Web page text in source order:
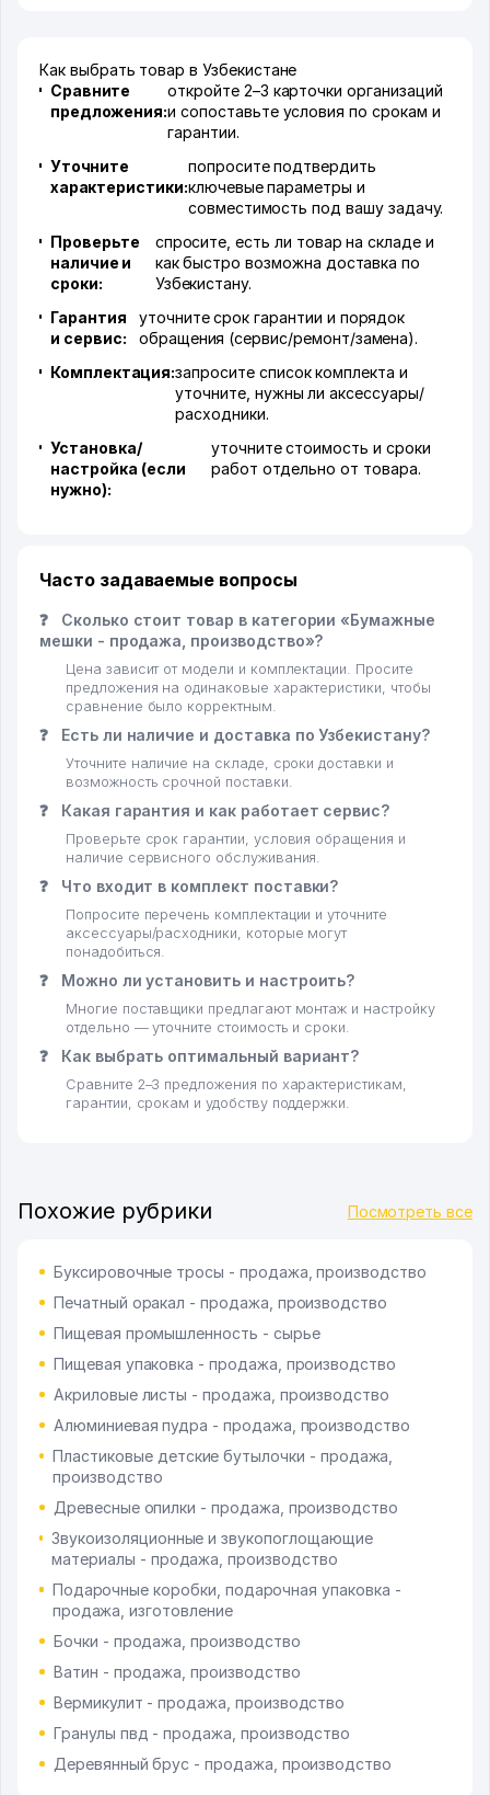
Как выбрать товар в Узбекистане
Сравните
предложения:
откройте 2–3 карточки организаций
и сопоставьте условия по срокам и
гарантии.
Уточните
характеристики:
попросите подтвердить
ключевые параметры и
совместимость под вашу задачу.
Проверьте
наличие и
сроки:
спросите, есть ли товар на складе и
как быстро возможна доставка по
Узбекистану.
Гарантия
и сервис:
уточните срок гарантии и порядок
обращения (сервис/ремонт/замена).
Комплектация:запросите список комплекта и
уточните, нужны ли аксессуары/
расходники.
Установка/
настройка (если
нужно):
уточните стоимость и сроки
работ отдельно от товара.
Часто задаваемые вопросы
❓
Сколько стоит товар в категории «Бумажные
мешки - продажа, производство»?
Цена зависит от модели и комплектации. Просите
предложения на одинаковые характеристики, чтобы
сравнение было корректным.
❓ Есть ли наличие и доставка по Узбекистану?
Уточните наличие на складе, сроки доставки и
возможность срочной поставки.
❓ Какая гарантия и как работает сервис?
Проверьте срок гарантии, условия обращения и
наличие сервисного обслуживания.
❓ Что входит в комплект поставки?
Попросите перечень комплектации и уточните
аксессуары/расходники, которые могут
понадобиться.
❓ Можно ли установить и настроить?
Многие поставщики предлагают монтаж и настройку
отдельно — уточните стоимость и сроки.
❓ Как выбрать оптимальный вариант?
Сравните 2–3 предложения по характеристикам,
гарантии, срокам и удобству поддержки.
Похожие рубрики Посмотреть все
Буксировочные тросы - продажа, производство
Печатный оракал - продажа, производство
Пищевая промышленность - сырье
Пищевая упаковка - продажа, производство
Акриловые листы - продажа, производство
Алюминиевая пудра - продажа, производство
Пластиковые детские бутылочки - продажа,
производство
Древесные опилки - продажа, производство
Звукоизоляционные и звукопоглощающие
материалы - продажа, производство
Подарочные коробки, подарочная упаковка -
продажа, изготовление
Бочки - продажа, производство
Ватин - продажа, производство
Вермикулит - продажа, производство
Гранулы пвд - продажа, производство
Деревянный брус - продажа, производство